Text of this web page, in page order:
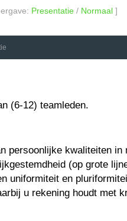
Presentatie / Normaal ]
(6-12) teamleden.
persoonlijke kwaliteiten
(op grote
uniformiteit en
u rekening houdt met